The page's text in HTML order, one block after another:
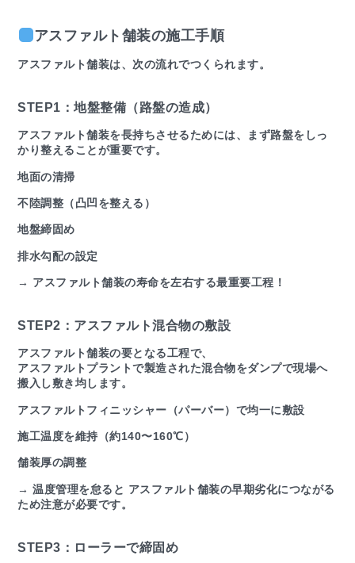
アスファルト舗装の施工手順
アスファルト舗装は、次の流れでつくられます。
STEP1：地盤整備（路盤の造成）
アスファルト舗装を長持ちさせるためには、まず路盤をしっ
かり整えることが重要です。
地面の清掃
不陸調整（凸凹を整える）
地盤締固め
排水勾配の設定
→ アスファルト舗装の寿命を左右する最重要工程！
STEP2：アスファルト混合物の敷設
アスファルト舗装の要となる工程で、
アスファルトプラントで製造された混合物をダンプで現場へ
搬入し敷き均します。
アスファルトフィニッシャー（パーバー）で均一に敷設
施工温度を維持（約140〜160℃）
舗装厚の調整
→ 温度管理を怠ると アスファルト舗装の早期劣化につながる
ため注意が必要です。
STEP3：ローラーで締固め